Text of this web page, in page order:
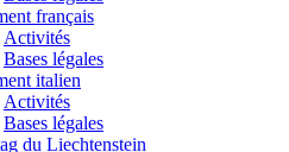
français
Activités
Bases légales
italien
Activités
Bases légales
du Liechtenstein